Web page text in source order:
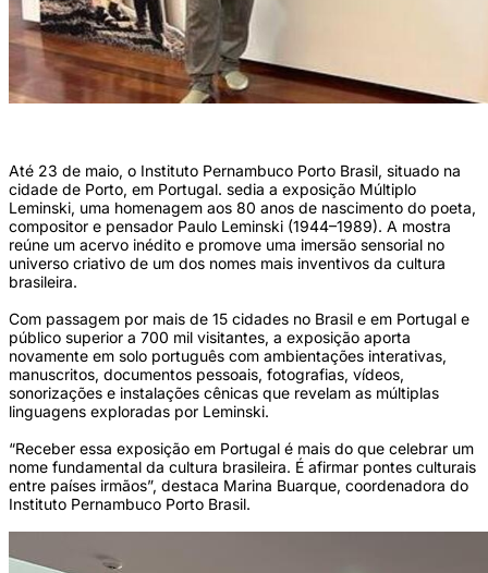
Até 23 de maio, o Instituto Pernambuco Porto Brasil, situado na
cidade de Porto, em Portugal. sedia a exposição Múltiplo
Leminski, uma homenagem aos 80 anos de nascimento do poeta,
compositor e pensador Paulo Leminski (1944–1989). A mostra
reúne um acervo inédito e promove uma imersão sensorial no
universo criativo de um dos nomes mais inventivos da cultura
brasileira.
Com passagem por mais de 15 cidades no Brasil e em Portugal e
público superior a 700 mil visitantes, a exposição aporta
novamente em solo português com ambientações interativas,
manuscritos, documentos pessoais, fotografias, vídeos,
sonorizações e instalações cênicas que revelam as múltiplas
linguagens exploradas por Leminski.
“Receber essa exposição em Portugal é mais do que celebrar um
nome fundamental da cultura brasileira. É afirmar pontes culturais
entre países irmãos”, destaca Marina Buarque, coordenadora do
Instituto Pernambuco Porto Brasil.